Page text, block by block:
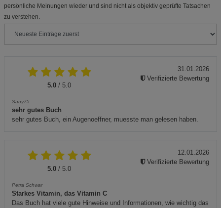
persönliche Meinungen wieder und sind nicht als objektiv geprüfte Tatsachen
zu verstehen.
5.0 / 5.0
Sany75
sehr gutes Buch
sehr gutes Buch, ein Augenoeffner, muesste man gelesen haben.
31.01.2026
Verifizierte Bewertung
5.0 / 5.0
Petra Schwar
Starkes Vitamin, das Vitamin C
Das Buch hat viele gute Hinweise und Informationen, wie wichtig das
12.01.2026
Verifizierte Bewertung